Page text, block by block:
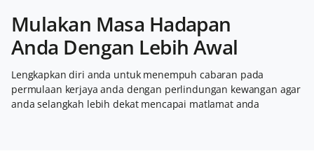
Mulakan Masa Hadapan
Anda Dengan Lebih Awal
Lengkapkan diri anda untuk menempuh cabaran pada
permulaan kerjaya anda dengan perlindungan kewangan agar
anda selangkah lebih dekat mencapai matlamat anda